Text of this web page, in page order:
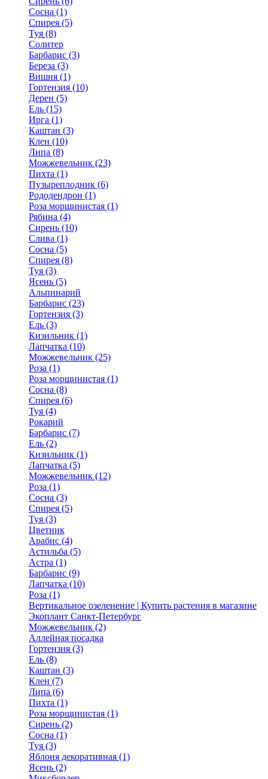
Сосна (1)
Спирея (5)
Туя (8)
Солитер
Барбарис (3)
Береза (3)
Вишня (1)
Гортензия (10)
Дерен (5)
Ель (15)
Ирга (1)
Каштан (3)
Клен (10)
Липа (8)
Можжевельник (23)
Пихта (1)
Пузыреплодник (6)
Рододендрон (1)
Роза морщинистая (1)
Рябина (4)
Сирень (10)
Слива (1)
Сосна (5)
Спирея (8)
Туя (3)
Ясень (5)
Альпинарий
Барбарис (23)
Гортензия (3)
Ель (3)
Кизильник (1)
Лапчатка (10)
Можжевельник (25)
Роза (1)
Роза морщинистая (1)
Сосна (8)
Спирея (6)
Туя (4)
Рокарий
Барбарис (7)
Ель (2)
Кизильник (1)
Лапчатка (5)
Можжевельник (12)
Роза (1)
Сосна (3)
Спирея (5)
Туя (3)
Цветник
Арабис (4)
Астильба (5)
Астра (1)
Барбарис (9)
Лапчатка (10)
Роза (1)
Вертикальное озеленение | Купить растения в магазине
Экоплант Санкт-Петербург
Можжевельник (2)
Аллейная посадка
Гортензия (3)
Ель (8)
Каштан (3)
Клен (7)
Липа (6)
Пихта (1)
Роза морщинистая (1)
Сирень (2)
Сосна (1)
Туя (3)
Яблоня декоративная (1)
Ясень (2)